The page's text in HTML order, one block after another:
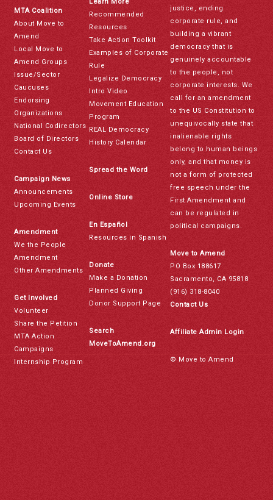
MTA Coalition
About Move to
Amend
Local Move to
Amend Groups
Issue/Sector
Caucuses
Endorsing
Organizations
National Codirectors
Board of Directors
Contact Us
Campaign News
Announcements
Upcoming Events
Amendment
We the People
Amendment
Other Amendments
Get Involved
Volunteer
Share the Petition
MTA Action
Campaigns
Internship Program
Recommended
Resources
Take Action Toolkit
Examples of Corporate
Rule
Legalize Democracy
Intro Video
Movement Education
Program
REAL Democracy
History Calendar
Spread the Word
Online Store
En Español
Resources in Spanish
Donate
Make a Donation
Planned Giving
Donor Support Page
Search
MoveToAmend.org
justice, ending
corporate rule, and
building a vibrant
democracy that is
genuinely accountable
to the people, not
corporate interests. We
call for an amendment
to the US Constitution to
unequivocally state that
inalienable rights
belong to human beings
only, and that money is
not a form of protected
free speech under the
First Amendment and
can be regulated in
political campaigns.
Move to Amend
PO Box 188617
Sacramento, CA 95818
(916) 318-8040
Contact Us
Affiliate Admin Login
© Move to Amend